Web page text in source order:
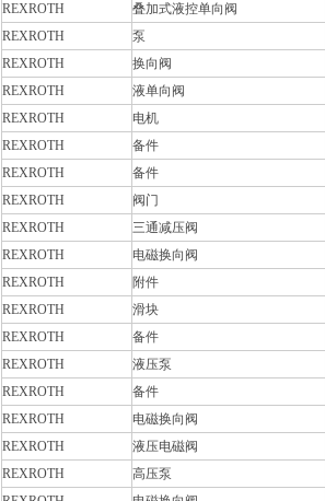
REXROTH
叠加式液控单向阀
REXROTH
泵
REXROTH
换向阀
REXROTH
液单向阀
REXROTH
电机
REXROTH
备件
REXROTH
备件
REXROTH
阀门
REXROTH
三通减压阀
REXROTH
电磁换向阀
REXROTH
附件
REXROTH
滑块
REXROTH
备件
REXROTH
液压泵
REXROTH
备件
REXROTH
电磁换向阀
REXROTH
液压电磁阀
REXROTH
高压泵